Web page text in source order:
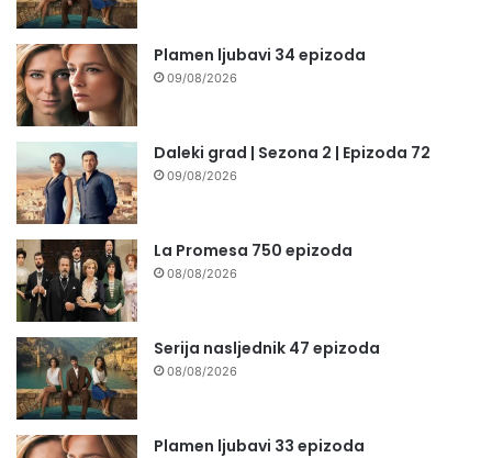
Plamen ljubavi 34 epizoda
09/08/2026
Daleki grad | Sezona 2 | Epizoda 72
09/08/2026
La Promesa 750 epizoda
08/08/2026
Serija nasljednik 47 epizoda
08/08/2026
Plamen ljubavi 33 epizoda